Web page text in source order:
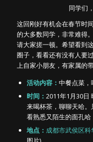
同学们
这回刚好有机会在春节时
的大多数同学，非常难得
请大家搓一顿。希望看到
圈子，看看还有没有人要
上自家小朋友，有家属的
活动内容： 中餐点菜，
时间： 2011年1月30日
来喝杯茶，聊聊天哈
看熟悉又陌生的面孔哈
地点： 成都市武侯区